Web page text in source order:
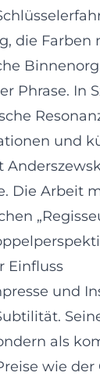
die
Phrase. In
und
Die Arbeit
Einfluss
und
als
wie